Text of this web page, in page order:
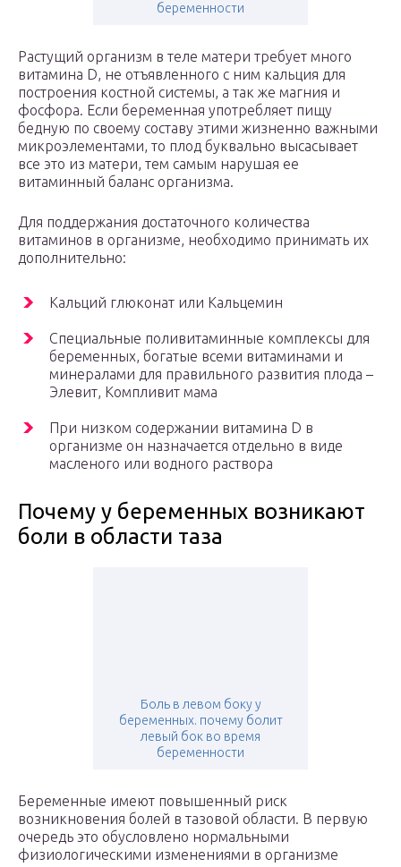
беременности
Растущий организм в теле матери требует много
витамина D, не отъявленного с ним кальция для
построения костной системы, а так же магния и
фосфора. Если беременная употребляет пищу
бедную по своему составу этими жизненно важными
микроэлементами, то плод буквально высасывает
все это из матери, тем самым нарушая ее
витаминный баланс организма.
Для поддержания достаточного количества
витаминов в организме, необходимо принимать их
дополнительно:
Кальций глюконат или Кальцемин
Специальные поливитаминные комплексы для
беременных, богатые всеми витаминами и
минералами для правильного развития плода –
Элевит, Компливит мама
При низком содержании витамина D в
организме он назначается отдельно в виде
масленого или водного раствора
Почему у беременных возникают
боли в области таза
Боль в левом боку у
беременных. почему болит
левый бок во время
беременности
Беременные имеют повышенный риск
возникновения болей в тазовой области. В первую
очередь это обусловлено нормальными
физиологическими изменениями в организме